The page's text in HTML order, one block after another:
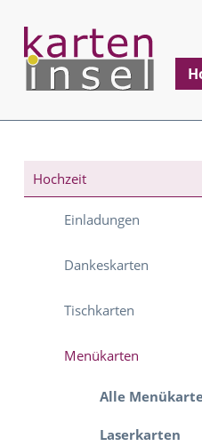
Hochzeit
Einladungen
Dankeskarten
Tischkarten
Menükarten
Alle
Laserkarten